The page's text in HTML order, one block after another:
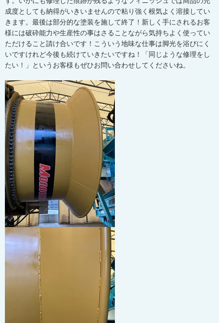
成度としても納得がいきいませんので粘り強く根気よく溶接してい
きます。最後は部分的な塗装を施して終了！新しく手にされるお客
様には破砕能力や生産性の事はさることながら気持ちよく使ってい
ただけること請け合いです！こういう地味な仕事は脚光を浴びにく
いですけれど今後も続けていきたいですね！「同じような修理をし
たい！」というお客様もぜひお問い合わせしてくださいね。